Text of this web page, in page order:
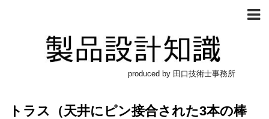
produced by 田口技術士事務所
トラス（天井にピン接合された3本の棒